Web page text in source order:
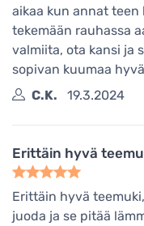
aikaa kun annat
tekemään rauhassa
valmiita, ota kansi ja
sopivan kuumaa
C.K.
19.3.2024
Erittäin hyvä
Erittäin hyvä
juoda ja se pitää